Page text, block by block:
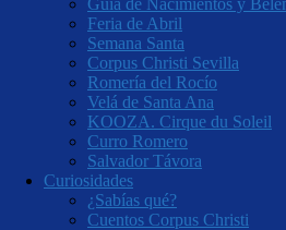
Guía de Nacimientos y
Feria de Abril
Semana Santa
Corpus Christi Sevilla
Romería del Rocío
Velá de Santa Ana
KOOZA. Cirque du Soleil
Curro Romero
Salvador Távora
Curiosidades
¿Sabías qué?
Cuentos Corpus Christi